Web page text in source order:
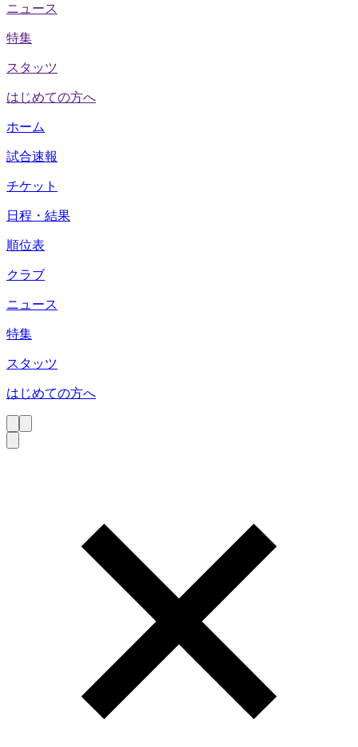
ニュース
特集
スタッツ
はじめての方へ
ホーム
試合速報
チケット
日程・結果
順位表
クラブ
ニュース
特集
スタッツ
はじめての方へ